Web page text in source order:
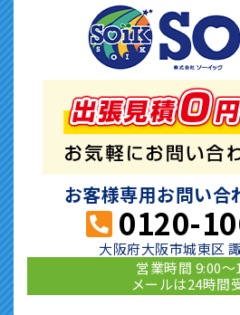
お客様専用お問い合
0120-
大阪府大阪市城東区
営業時間 9:00〜
メールは24時間